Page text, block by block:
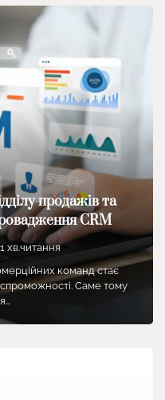
продажів та
CRM
1 хв.читання
команд стає
Саме тому